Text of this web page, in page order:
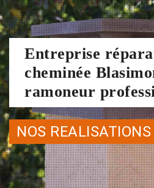
Entreprise
cheminée
ramoneur
NOS REALISATIONS